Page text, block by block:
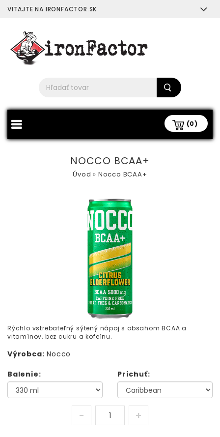
VITAJTE NA IRONFACTOR.SK
(0)
NOCCO BCAA+
Úvod » Nocco BCAA+
Rýchlo vstrebateľný sýtený nápoj s obsahom BCAA a
vitamínov, bez cukru a kofeínu.
Výrobca: Nocco
Balenie: Príchuť: